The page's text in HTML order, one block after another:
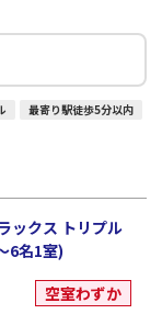
最寄り駅徒歩5分以内
ックス トリプル
6名1室)
空室わずか